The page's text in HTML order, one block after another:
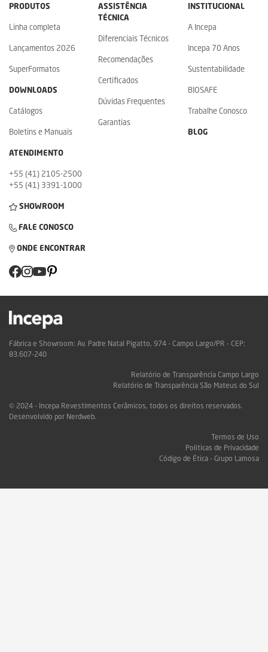
PRODUTOS
Linha completa
Lançamentos 2026
SuperFormatos
DOWNLOADS
Catálogos
Boletins e Manuais
ASSISTÊNCIA
TÉCNICA
Diferenciais Técnicos
Recomendações
Certificados
Dúvidas Frequentes
Garantias
INSTITUCIONAL
A Incepa
Incepa 70 Anos
Sustentabilidade
BIOSAFE
Trabalhe Conosco
BLOG
ATENDIMENTO
+55 (41) 2105-2500
+55 (41) 3391-1000
SHOWROOM
FALE CONOSCO
ONDE ENCONTRAR
Fábrica e Showroom: Av. Padre Natal Pigatto, 974 - Campo Largo/PR - CEP:
83.607-240
Relatório de Transparência Campo Largo
Relatório de Transparência São Mateus do Sul
© 2024 - Incepa Revestimentos Cerâmicos, todos os direitos reservados.
Desenvolvido por Nerdweb.
Termos de Uso
Politicas de Privacidade
Código de Ética - Grupo Lamosa